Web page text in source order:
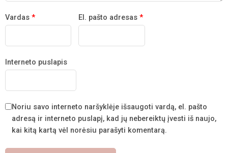
Vardas * El. pašto adresas*
Interneto puslapis
Noriu savo interneto naršyklėje išsaugoti vardą, el. pašto
adresą ir interneto puslapį, kad jų nebereiktų įvesti iš naujo,
kai kitą kartą vėl norėsiu parašyti komentarą.